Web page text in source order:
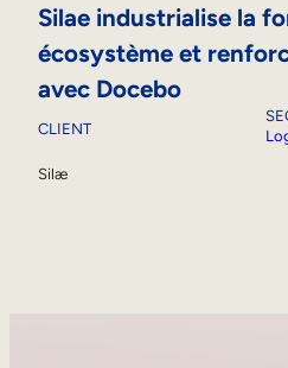
Silae industrialise la
écosystème et
avec Docebo
CLIENT
Silæ